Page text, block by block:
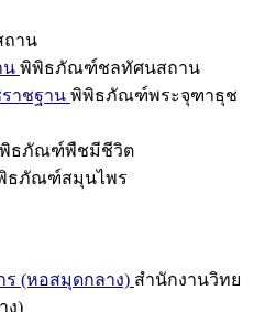
ถาน
น พิพิธภัณฑ์ชลทัศนสถาน
าชฐาน พิพิธภัณฑ์พระจุฑาธุช
ธภัณฑ์พืชมีชีวิต
ธภัณฑ์สมุนไพร
ร (หอสมุดกลาง) สำนักงานวิทย
ง)